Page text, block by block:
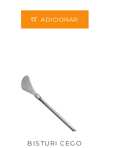
ADICIONAR
BISTURI CEGO